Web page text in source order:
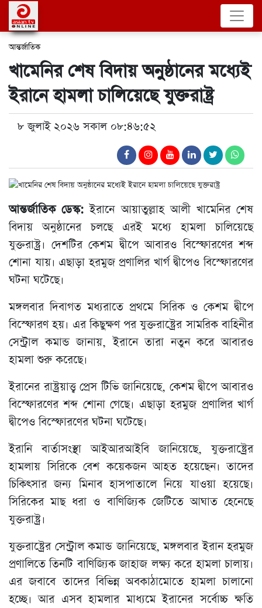
আন্তর্জাতিক
খামেনির শেষ বিদায় অনুষ্ঠানের মধ্যেই
ইরানে হামলা চালিয়েছে যুক্তরাষ্ট্র
৮ জুলাই ২০২৬ সকাল ০৮:৪৬:৫২
আন্তর্জাতিক ডেস্ক:ইরানে আয়াতুল্লাহ আলী খামেনির শেষ
বিদায় অনুষ্ঠানের চলছে এরই মধ্যে হামলা চালিয়েছে
যুক্তরাষ্ট্র। দেশটির কেশম দ্বীপে আবারও বিস্ফোরণের শব্দ
শোনা যায়। এছাড়া হরমুজ প্রণালির খার্গ দ্বীপেও বিস্ফোরণের
ঘটনা ঘটেছে।
মঙ্গলবার দিবাগত মধ্যরাতে প্রথমে সিরিক ও কেশম দ্বীপে
বিস্ফোরণ হয়। এর কিছুক্ষণ পর যুক্তরাষ্ট্রের সামরিক বাহিনীর
সেন্ট্রাল কমান্ড জানায়, ইরানে তারা নতুন করে আবারও
হামলা শুরু করেছে।
ইরানের রাষ্ট্রয়াত্ত্ব প্রেস টিভি জানিয়েছে, কেশম দ্বীপে আবারও
বিস্ফোরণের শব্দ শোনা গেছে। এছাড়া হরমুজ প্রণালির খার্গ
দ্বীপেও বিস্ফোরণের ঘটনা ঘটেছে।
ইরানি বার্তাসংস্থা আইআরআইবি জানিয়েছে, যুক্তরাষ্ট্রের
হামলায় সিরিকে বেশ কয়েকজন আহত হয়েছেন। তাদের
চিকিৎসার জন্য মিনাব হাসপাতালে নিয়ে যাওয়া হয়েছে।
সিরিকের মাছ ধরা ও বাণিজ্যিক জেটিতে আঘাত হেনেছে
যুক্তরাষ্ট্র।
যুক্তরাষ্ট্রের সেন্ট্রাল কমান্ড জানিয়েছে, মঙ্গলবার ইরান হরমুজ
প্রণালিতে তিনটি বাণিজ্যিক জাহাজ লক্ষ্য করে হামলা চালায়।
এর জবাবে তাদের বিভিন্ন অবকাঠামোতে হামলা চালানো
হচ্ছে। আর এসব হামলার মাধ্যমে ইরানের সর্বোচ্চ ক্ষতি